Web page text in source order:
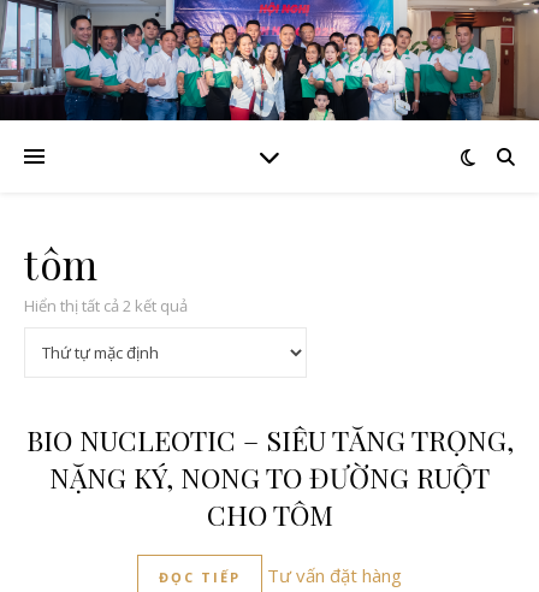
tôm
Hiển thị tất cả 2 kết quả
BIO NUCLEOTIC – SIÊU TĂNG TRỌNG,
NẶNG KÝ, NONG TO ĐƯỜNG RUỘT
CHO TÔM
ĐỌC TIẾP Tư vấn đặt hàng